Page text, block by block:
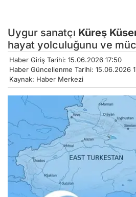
Uygur sanatçı Küreş
hayat yolculuğunu ve
Haber Giriş Tarihi: 15.06.2026 17:50
Haber Güncellenme Tarihi: 15.06.2026
Kaynak: Haber Merkezi